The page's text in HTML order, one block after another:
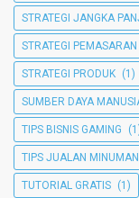
STRATEGI JANGKA
STRATEGI
STRATEGI PRODUK (1)
SUMBER DAYA
TIPS BISNIS GAMING
TIPS JUALAN MINUMAN
TUTORIAL GRATIS (1)